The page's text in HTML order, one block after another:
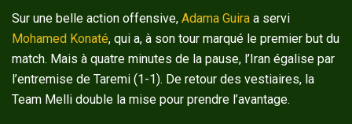
Sur une belle action offensive, Adama Guira a servi
Mohamed Konaté, qui a, à son tour marqué le premier but du
match. Mais à quatre minutes de la pause, l’Iran égalise par
l’entremise de Taremi (1-1). De retour des vestiaires, la
Team Melli double la mise pour prendre l’avantage.